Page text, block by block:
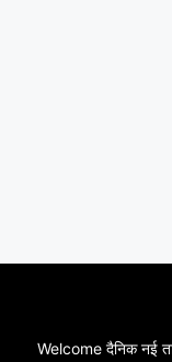
Welcome दैनिक नई